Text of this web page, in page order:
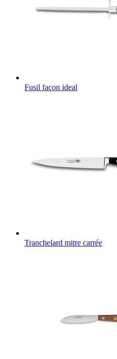
Fusil façon ideal
Tranchelard mitre carrée